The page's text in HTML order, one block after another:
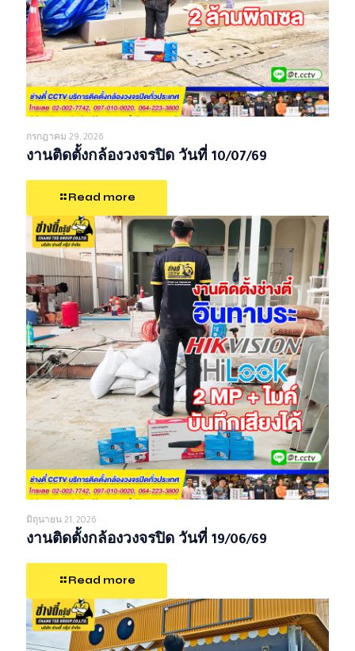
กรกฎาคม 29, 2026
งานติดตั้งกล้องวงจรปิด วันที่ 10/07/69
Read more
มิถุนายน 21, 2026
งานติดตั้งกล้องวงจรปิด วันที่ 19/06/69
Read more